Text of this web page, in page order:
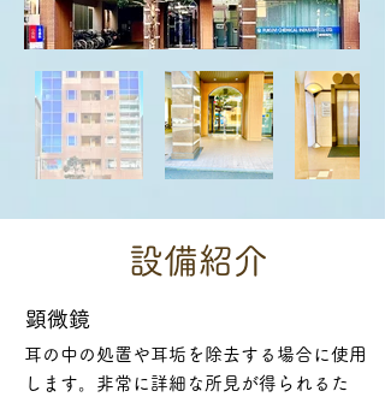
設備紹介
​顕微鏡
​耳の中の処置や耳垢を除去する場合に使用
します。非常に詳細な所見が得られるた